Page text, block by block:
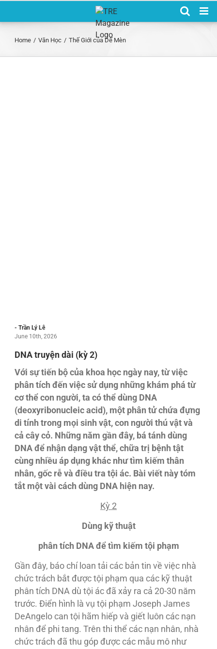
Home / Văn Học / Thế Giới của Dế Mèn
- Trần Lý Lê
June 10th, 2026
DNA truyện dài (kỳ 2)
Với sự tiến bộ của khoa học ngày nay, từ việc
phân tích đến việc sử dụng những khám phá từ
cơ thể con người, ta có thể dùng DNA
(deoxyribonucleic acid), một phân tử chứa đựng
di tính trong mọi sinh vật, con người thú vật và
cả cây cỏ. Những năm gần đây, bá tánh dùng
DNA để nhận dạng vật thể, chữa trị bệnh tật
cùng nhiều áp dụng khác như tìm kiếm thân
nhân, gốc rễ và điều tra tội ác. Bài viết này tóm
tắt một vài cách dùng DNA hiện nay.
Kỳ 2
Dùng kỹ thuật
phân tích DNA để tìm kiếm tội phạm
Gần đây, báo chí loan tải các bản tin về việc nhà
chức trách bắt được tội phạm qua các kỹ thuật
phân tích DNA dù tội ác đã xảy ra cả 20-30 năm
trước. Điển hình là vụ tội phạm Joseph James
DeAngelo can tội hãm hiếp và giết luôn các nạn
nhân để phi tang. Trên thi thể các nạn nhân, nhà
chức trách đã thu góp được các mẫu mô như